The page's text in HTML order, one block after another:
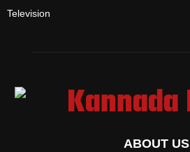
Television
ABOUT US